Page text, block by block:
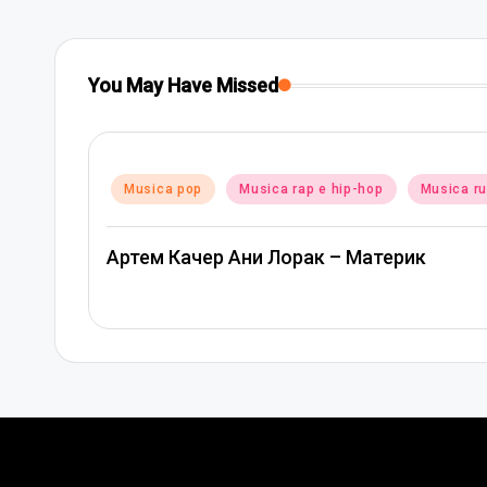
You May Have Missed
Posted
Musica pop Musica rap e hip-hop Musica
Артем Качер Ани Лорак – Материк